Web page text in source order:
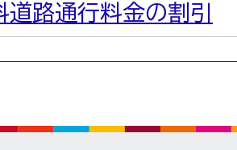
道路通行料金の割引